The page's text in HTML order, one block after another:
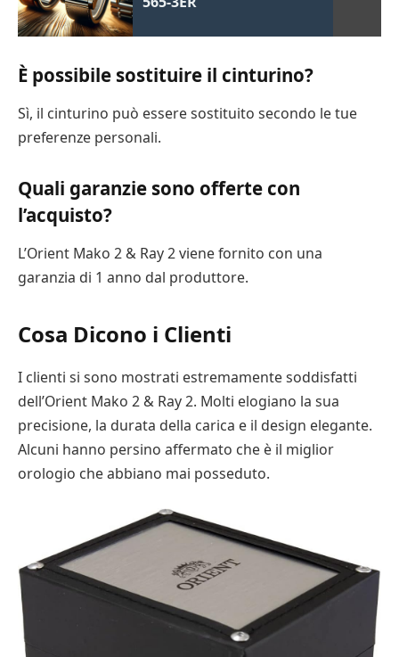
È possibile sostituire il cinturino?
Sì, il cinturino può essere sostituito secondo le tue
preferenze personali.
Quali garanzie sono offerte con
l’acquisto?
L’Orient Mako 2 & Ray 2 viene fornito con una
garanzia di 1 anno dal produttore.
Cosa Dicono i Clienti
I clienti si sono mostrati estremamente soddisfatti
dell’Orient Mako 2 & Ray 2. Molti elogiano la sua
precisione, la durata della carica e il design elegante.
Alcuni hanno persino affermato che è il miglior
orologio che abbiano mai posseduto.